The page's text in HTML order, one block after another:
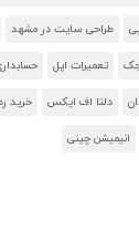
طراحی سایت در مشهد
جک تعمیرات اپل
دلتا اف ایکس خرید
انیمیشن چینی